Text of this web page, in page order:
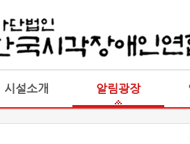
시설소개 알림광장